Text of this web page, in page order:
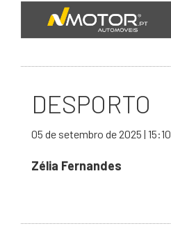
DESPORTO
05 de setembro de 2025 | 15:10
Zélia Fernandes